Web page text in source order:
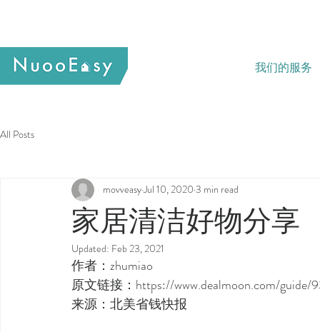
我们的服务
All Posts
家居清洁好物分享
movveasyJul 10, 2020 3 min read
Updated: Feb 23, 2021
作者：zhumiao
原文链接：https://www.dealmoon.com/guide/
来源：北美省钱快报